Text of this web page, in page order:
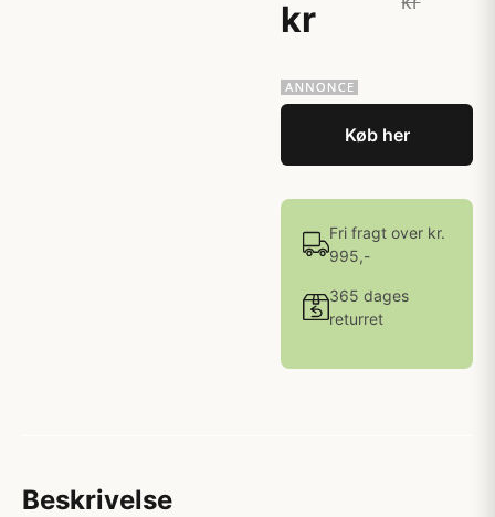
kr
Køb her
Fri fragt over kr.
995,-
365 dages
returret
Beskrivelse